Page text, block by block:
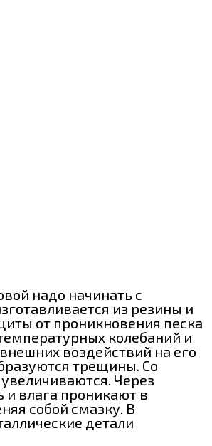
надо начинать с
из резины и
от проникновения песка
колебаний и
воздействий на его
трещины. Со
Через
влага проникают в
собой смазку. В
детали